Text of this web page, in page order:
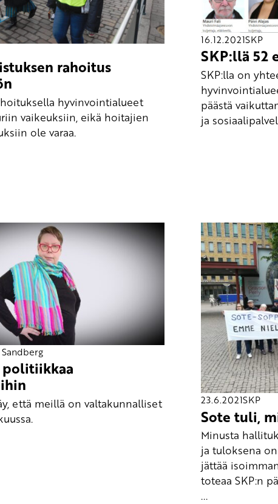
rahoitus
hyvinvointialueet
vaikeuksiin, eikä hoitajien
ole varaa.
16.12.2021SKP
SKP:llä 52
SKP:lla on
päästä
ja
politiikkaa
että meillä on valtakunnalliset
23.6.2021SKP
Sote tuli,
Minusta
ja tuloksena
jättää
toteaa SKP:n
...